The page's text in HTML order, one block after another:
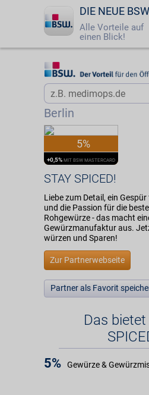
DIE NEUE
Alle Vorteile auf
einen Blick!
Startseite
Jetzt BSW-Mitglied werden
Login
☎ 0800 - 279 25 82
Berlin
Startseite
Vorteilswelt
STAY SPICED!
5%
+0,5% MIT BSW MASTERCARD
STAY SPICED!
Liebe zum Detail, ein
und die Passion für die
Rohgewürze - das macht
Gewürzmanufaktur aus.
würzen und Sparen!
Zur Partnerwebseite
Partner als Favorit
Das bietet
5% Gewürze &